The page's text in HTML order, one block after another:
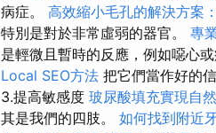
病症。 高效縮小毛孔的解決方案
特別是對於非常虛弱的器官。 專
是輕微且暫時的反應，例如噁心或
Local SEO方法 把它們當作好的
3.提高敏感度 玻尿酸填充實現自
其是我們的四肢。 如何找到附近